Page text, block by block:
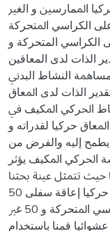
اﳌﻤﺎرﺳﲔ و اﻟﻐﲑ
اﻟﻜﺮاﺳﻲ اﳌﺘﺤﺮﻛﺔ
اﻟﻤﺘﺤﺮﻛﺔ و
اﻟﺬات ﻟﺪى اﻟﻤﻌﺎﻗﻴﻦ
اﻟﻨﺸﺎط اﻟﺒﺪﱐ
اﻟﺬات ﻟﺪى اﳌﻌﺎق
اﳊﺮﻛﻲ اﳌﻜﻴﻒ ﰲ
ﺣﺮﻛﻴﺎ ﻟﻘﺪراﺗﻪ و
اﻟﺬي ﻳﻄﻤﺢ إﻟﻴﻪ واﻟﻔﺮض ﻣﻦ
اﳊﺮﻛﻲ اﳌﻜﻴﻒ ﻳﺆﺛﺮ
ﺣﻴﺚ ﺗﺘﻤﺜﻞ ﻋﻴﻨﺔ ﲝﺜﻨﺎ
ﰲ 100 ﻣﻌﺎق ﺣﺮﻛﻴﺎ إﻋﺎﻗﺔ ﺳﻔﻠﻰ 50
ﳑﺎرﺳﲔ ﻟﺮﻳﺎﺿﺔ ﻛﺮة اﻟﺴﻠﺔ ﻋﻠﻰ اﻟﻜﺮاﺳﻲ اﳌﺘﺤﺮﻛﺔ و 50 ﻏﲑ
ﻗﻤﻨﺎ ﺑﺎﺳﺘﺨﺪام